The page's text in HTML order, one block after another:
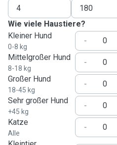
Wie viele Haustiere?
Kleiner Hund
0-8 kg
-
Mittelgroßer Hund
8-18 kg
-
Großer Hund
18-45 kg
-
Sehr großer Hund
+45 kg
-
Katze
Alle
-